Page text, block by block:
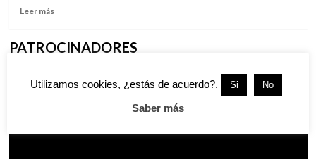
del
Cortadura
Leer másLeer
Supervisa
del
PATROCINADORES
Utilizamos cookies, ¿estás de acuerdo?. Si No
Saber más